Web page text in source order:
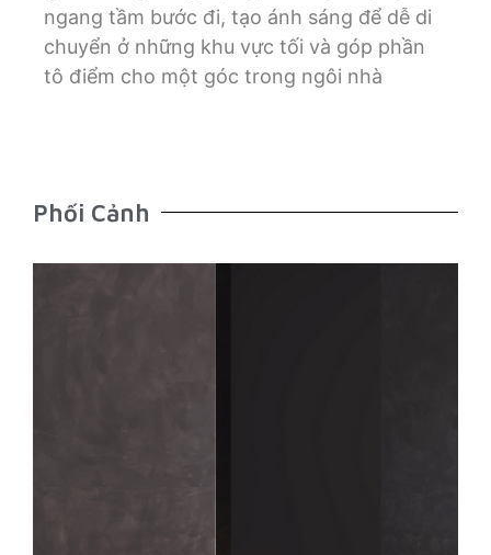
ngang tầm bước đi, tạo ánh sáng để dễ di
chuyển ở những khu vực tối và góp phần
tô điểm cho một góc trong ngôi nhà
Phối Cảnh